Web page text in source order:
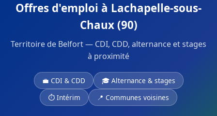
Offres d'emploi à Lachapelle-sous-
Chaux (90)
Territoire de Belfort — CDI, CDD, alternance et stages
à proximité
💼 CDI & CDD
🎓 Alternance & stages
⏱ Intérim
📍 Communes voisines